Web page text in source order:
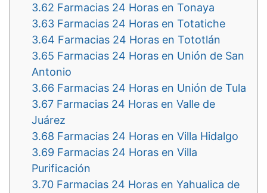
3.62 Farmacias 24 Horas en Tonaya
3.63 Farmacias 24 Horas en Totatiche
3.64 Farmacias 24 Horas en Tototlán
3.65 Farmacias 24 Horas en Unión de San
Antonio
3.66 Farmacias 24 Horas en Unión de Tula
3.67 Farmacias 24 Horas en Valle de
Juárez
3.68 Farmacias 24 Horas en Villa Hidalgo
3.69 Farmacias 24 Horas en Villa
Purificación
3.70 Farmacias 24 Horas en Yahualica de